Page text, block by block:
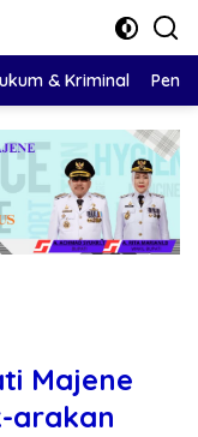
& Kriminal
Majene
arakan